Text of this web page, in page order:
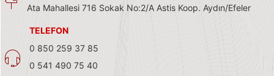
Ata Mahallesi 716 Sokak No:2/A Astis Koop. Aydın/Efeler
TELEFON
0 850 259 37 85
0 541 490 75 40